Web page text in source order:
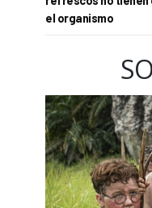
el organismo